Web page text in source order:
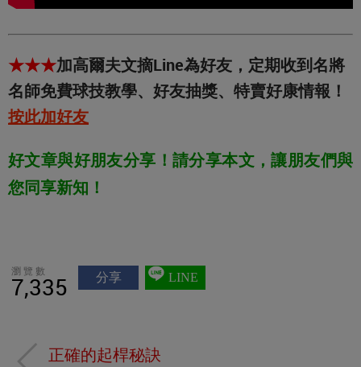
★★★加高爾夫文摘Line為好友，定期收到名將
名師免費球技教學、好友抽獎、特賣好康情報！
按此加好友
好文章與好朋友分享！請分享本文，讓朋友們與
您同享新知！
瀏覽數
7,335 分享 LINE
正確的起桿秘訣